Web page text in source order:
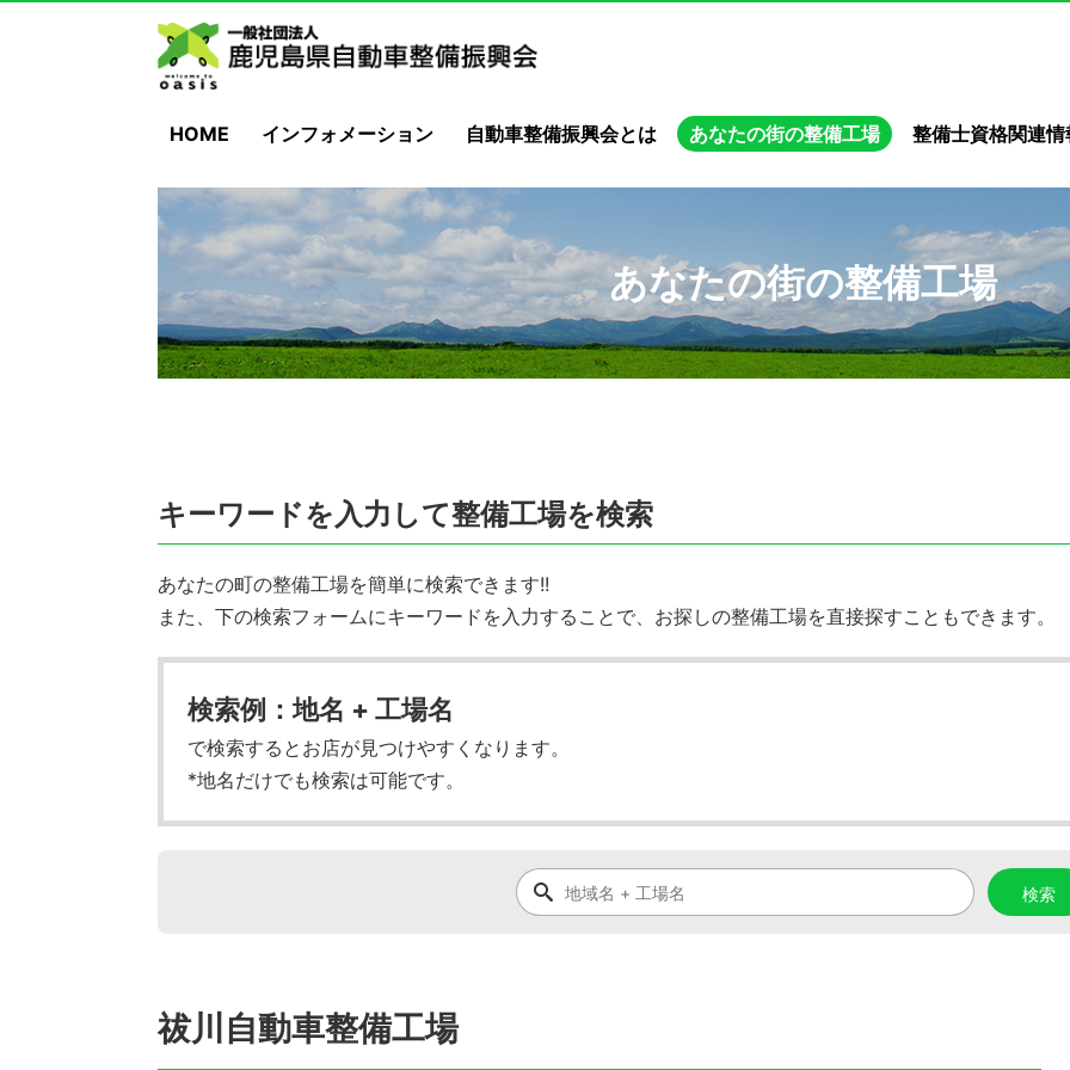
HOME インフォメーション 自動車整備振興会とは あなたの街の整備工場 整備士資格関連情
あなたの街の整備工場
キーワードを入力して整備工場を検索
あなたの町の整備工場を簡単に検索できます!!
また、下の検索フォームにキーワードを入力することで、お探しの整備工場を直接探すこともできます。
検索例：地名 + 工場名
で検索するとお店が見つけやすくなります。
*地名だけでも検索は可能です。
祓川自動車整備工場